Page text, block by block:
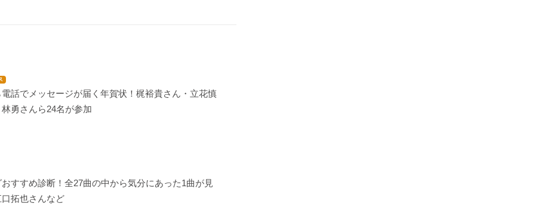
話でメッセージが届く年賀状！梶裕貴さん・立花慎
勇さんら24名が参加
すすめ診断！全27曲の中から気分にあった1曲が見
拓也さんなど